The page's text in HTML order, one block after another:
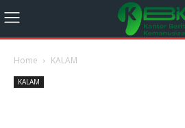
Home KALAM
KALAM